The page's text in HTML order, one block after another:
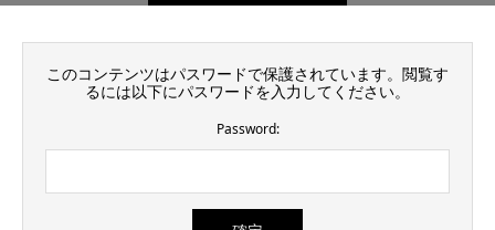
このコンテンツはパスワードで保護されています。閲覧す
るには以下にパスワードを入力してください。
Password: